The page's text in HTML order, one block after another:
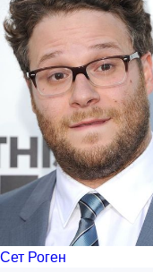
Сет Роген